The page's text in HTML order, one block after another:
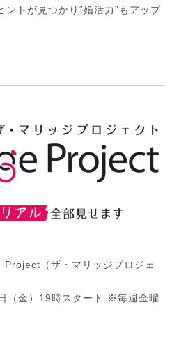
ントが見つかり“婚活力”もアップ
（ザ・マリッジプロジェ
金）19時スタート ※毎週金曜